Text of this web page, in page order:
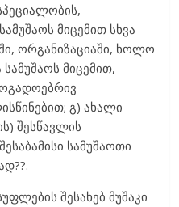
მიცემით სხვა
ორგანიზაციაში, ხოლო
მიცემით,
გ) ახალი
შესწავლის
სამუშაოთი
შესახებ მუშაკი